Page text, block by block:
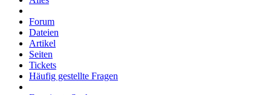
Forum
Dateien
Artikel
Seiten
Tickets
Häufig gestellte Fragen